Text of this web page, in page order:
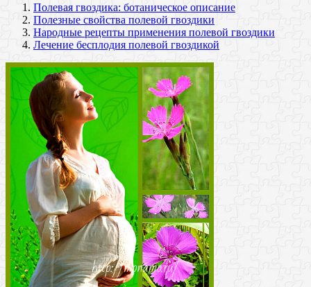
Полевая гвоздика: ботаническое описание
Полезные свойства полевой гвоздики
Народные рецепты применения полевой гвоздики
Лечение бесплодия полевой гвоздикой